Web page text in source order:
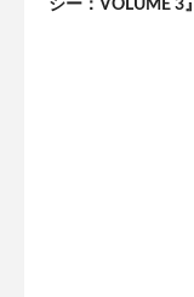
シー：VOLUME 3